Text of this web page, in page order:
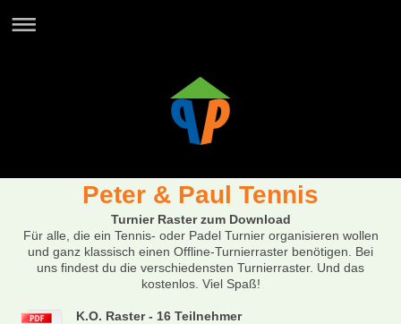
Peter & Paul Tennis
Turnier Raster zum Download
Für alle, die ein Tennis- oder Padel Turnier organisieren wollen
und ganz klassisch einen Offline-Turnierraster benötigen. Bei
uns findest du die verschiedensten Turnierraster. Und das
kostenlos. Viel Spaß!
K.O. Raster - 16 Teilnehmer